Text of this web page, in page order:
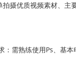
摄优质视频素材、主
需熟练使用Ps、基